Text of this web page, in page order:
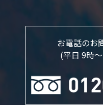
お電話のお
(平日 9時